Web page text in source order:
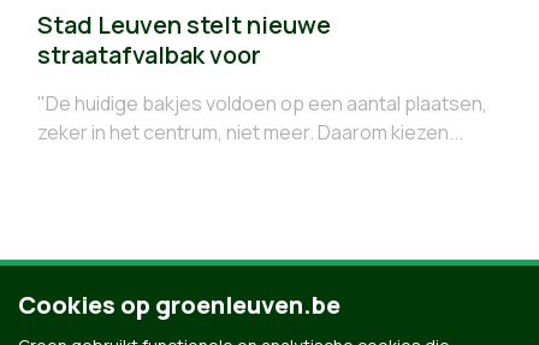
Stad Leuven stelt nieuwe
straatafvalbak voor
"De huidige bakjes voldoen op een aantal plaatsen,
zeker in het centrum, niet meer. Daarom kiezen...
5 6 7 8
Cookies op groenleuven.be